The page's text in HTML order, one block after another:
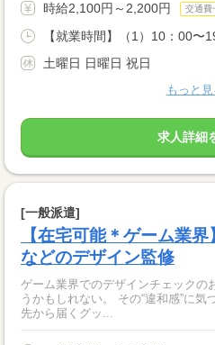
時給2,100円～2,200円 交通費
【就業時間】（1）10：00〜
土曜日 日曜日 祝日
もっと見
求人詳細
[一般派遣]
【在宅可能＊ゲーム業
などのデザイン監修
ゲーム業界でのデザインチェックの
うかもしれない。 その“違和感”に気
先から届くグッ...